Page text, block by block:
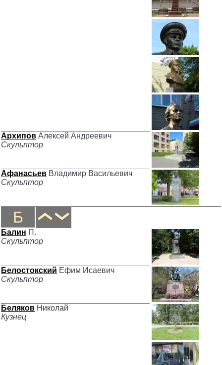
Архипов Алексей Андреевич
Скульптор
Афанасьев Владимир Васильевич
Скульптор
Б
Балин П.
Скульптор
Белостокский Ефим Исаевич
Скульптор
Беляков Николай
Кузнец